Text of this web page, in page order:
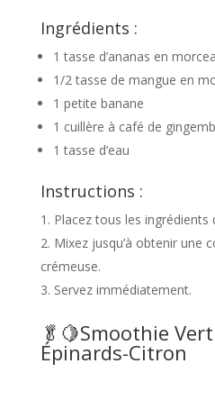
Ingrédients :
1 tasse d’ananas en
1/2 tasse de mangue en
1 petite banane
1 cuillère à café de
1 tasse d’eau
Instructions :
Placez tous les ingrédients
Mixez jusqu’à obtenir une
crémeuse.
Servez immédiatement.
🥬🍋Smoothie
Épinards-Citron